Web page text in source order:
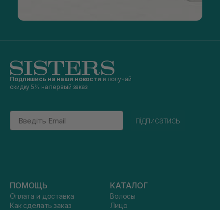
Подпишись на наши новости и получай
скидку 5% на первый заказ
Email
підписатись
ПОМОЩЬ
Оплата и доставка
Как сделать заказ
КАТАЛОГ
Волосы
Лицо